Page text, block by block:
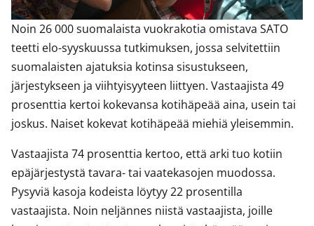
Noin 26 000 suomalaista vuokrakotia omistava SATO
teetti elo-syyskuussa tutkimuksen, jossa selvitettiin
suomalaisten ajatuksia kotinsa sisustukseen,
järjestykseen ja viihtyisyyteen liittyen. Vastaajista 49
prosenttia kertoi kokevansa kotihäpeää aina, usein tai
joskus. Naiset kokevat kotihäpeää miehiä yleisemmin.
Vastaajista 74 prosenttia kertoo, että arki tuo kotiin
epäjärjestystä tavara- tai vaatekasojen muodossa.
Pysyviä kasoja kodeista löytyy 22 prosentilla
vastaajista. Noin neljännes niistä vastaajista, joille